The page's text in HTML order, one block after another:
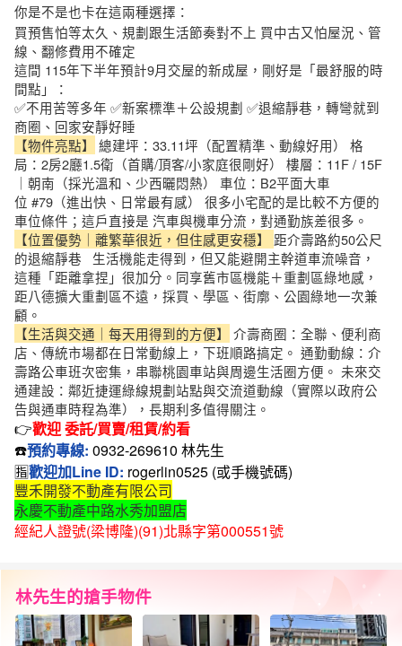
你是不是也卡在這兩種選擇：
買預售怕等太久、規劃跟生活節奏對不上 買中古又怕屋況、管
線、翻修費用不確定
這間 115年下半年預計9月交屋的新成屋，剛好是「最舒服的時
間點」：
✅不用苦等多年 ✅新案標準＋公設規劃 ✅退縮靜巷，轉彎就到
商圈、回家安靜好睡
【物件亮點】
總建坪：33.11坪（配置精準、動線好用） 格
局：2房2廳1.5衛（首購/頂客/小家庭很剛好） 樓層：11F / 15F
｜朝南（採光溫和、少西曬悶熱） 車位：B2平面大車
位 #79（進出快、日常最有感） 很多小宅配的是比較不方便的
車位條件；這戶直接是 汽車與機車分流，對通勤族差很多。
【位置優勢｜離繁華很近，但住感更安穩】 距介壽路約50公尺
的退縮靜巷 生活機能走得到，但又能避開主幹道車流噪音，
這種「距離拿捏」很加分。同享舊市區機能＋重劃區綠地感，
距八德擴大重劃區不遠，採買、學區、街廓、公園綠地一次兼
顧。
【生活與交通｜每天用得到的方便】
介壽商圈：全聯、便利商
店、傳統市場都在日常動線上，下班順路搞定。 通勤動線：介
壽路公車班次密集，串聯桃園車站與周邊生活圈方便。 未來交
通建設：鄰近捷運綠線規劃站點與交流道動線（實際以政府公
告與通車時程為準），長期利多值得關注。
👉歡迎 委託/買賣/租賃/約看
☎️預約專線: 0932-269610 林先生
🈯️歡迎加Line ID: rogerlin0525 (或手機號碼)
豐禾開發不動產有限公司
永慶不動產中路水秀加盟店
經紀人證號(梁博隆)(91)北縣字第000551號
林先生的搶手物件